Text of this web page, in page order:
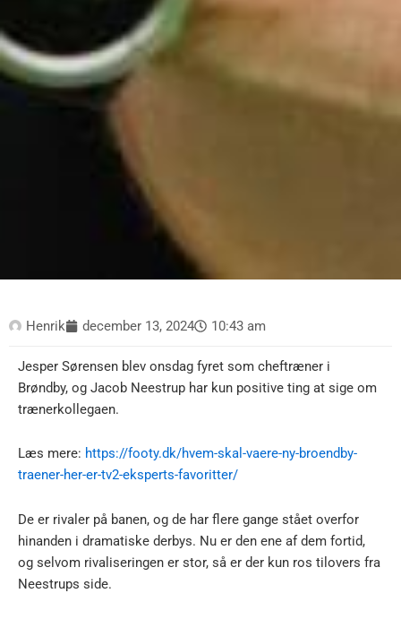
Henrik december 13, 2024 10:43 am
Jesper Sørensen blev onsdag fyret som cheftræner i
Brøndby, og Jacob Neestrup har kun positive ting at sige om
trænerkollegaen.
Læs mere: https://footy.dk/hvem-skal-vaere-ny-broendby-
traener-her-er-tv2-eksperts-favoritter/
De er rivaler på banen, og de har flere gange stået overfor
hinanden i dramatiske derbys. Nu er den ene af dem fortid,
og selvom rivaliseringen er stor, så er der kun ros tilovers fra
Neestrups side.